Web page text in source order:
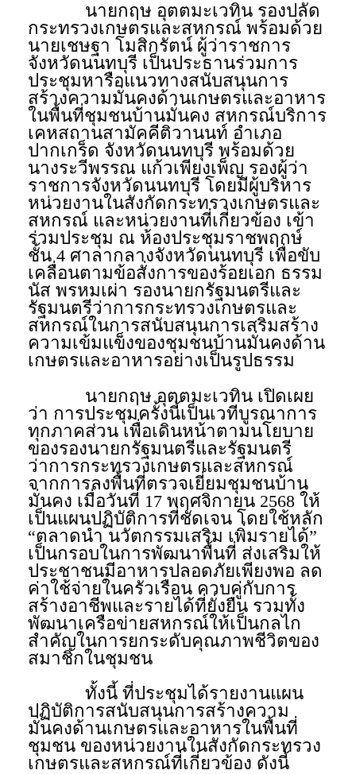
นายกฤษ อุตตมะเวทิน รองปลัด
กระทรวงเกษตรและสหกรณ์ พร้อมด้วย
นายเชษฐา โมสิกรัตน์ ผู้ว่าราชการ
จังหวัดนนทบุรี เป็นประธานร่วมการ
ประชุมหารือแนวทางสนับสนุนการ
สร้างความมั่นคงด้านเกษตรและอาหาร
ในพื้นที่ชุมชนบ้านมั่นคง สหกรณ์บริการ
เคหสถานสามัคคีติวานนท์ อำเภอ
ปากเกร็ด จังหวัดนนทบุรี พร้อมด้วย
นางระวีพรรณ แก้วเพียงเพ็ญ รองผู้ว่า
ราชการจังหวัดนนทบุรี โดยมีผู้บริหาร
หน่วยงานในสังกัดกระทรวงเกษตรและ
สหกรณ์ และหน่วยงานที่เกี่ยวข้อง เข้า
ร่วมประชุม ณ ห้องประชุมราชพฤกษ์
ชั้น 4 ศาลากลางจังหวัดนนทบุรี เพื่อขับ
เคลื่อนตามข้อสั่งการของร้อยเอก ธรรม
นัส พรหมเผ่า รองนายกรัฐมนตรีและ
รัฐมนตรีว่าการกระทรวงเกษตรและ
สหกรณ์ในการสนับสนุนการเสริมสร้าง
ความเข้มแข็งของชุมชนบ้านมั่นคงด้าน
เกษตรและอาหารอย่างเป็นรูปธรรม
นายกฤษ อุตตมะเวทิน เปิดเผย
ว่า การประชุมครั้งนี้เป็นเวทีบูรณาการ
ทุกภาคส่วน เพื่อเดินหน้าตามนโยบาย
ของรองนายกรัฐมนตรีและรัฐมนตรี
ว่าการกระทรวงเกษตรและสหกรณ์
จากการลงพื้นที่ตรวจเยี่ยมชุมชนบ้าน
มั่นคง เมื่อวันที่ 17 พฤศจิกายน 2568 ให้
เป็นแผนปฏิบัติการที่ชัดเจน โดยใช้หลัก
“ตลาดนำ นวัตกรรมเสริม เพิ่มรายได้”
เป็นกรอบในการพัฒนาพื้นที่ ส่งเสริมให้
ประชาชนมีอาหารปลอดภัยเพียงพอ ลด
ค่าใช้จ่ายในครัวเรือน ควบคู่กับการ
สร้างอาชีพและรายได้ที่ยั่งยืน รวมทั้ง
พัฒนาเครือข่ายสหกรณ์ให้เป็นกลไก
สำคัญในการยกระดับคุณภาพชีวิตของ
สมาชิกในชุมชน
ทั้งนี้ ที่ประชุมได้รายงานแผน
ปฏิบัติการสนับสนุนการสร้างความ
มั่นคงด้านเกษตรและอาหารในพื้นที่
ชุมชน ของหน่วยงานในสังกัดกระทรวง
เกษตรและสหกรณ์ที่เกี่ยวข้อง ดังนี้